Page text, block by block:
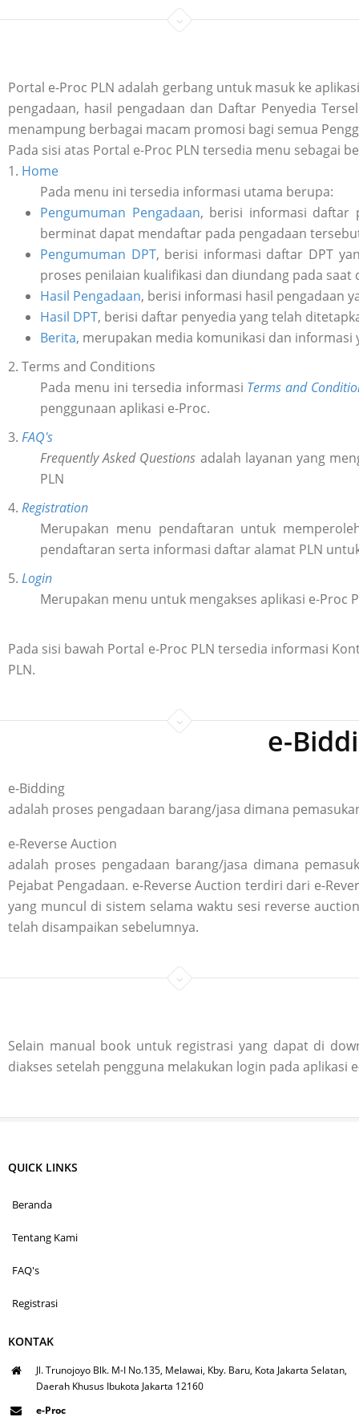
Portal e-Proc PLN adalah gerbang untuk masuk ke
pengadaan, hasil pengadaan dan Daftar Penyedia
menampung berbagai macam promosi bagi semua
Pada sisi atas Portal e-Proc PLN tersedia menu sebagai
1. Home
Pada menu ini tersedia informasi utama berupa:
Pengumuman Pengadaan, berisi informasi daftar
berminat dapat mendaftar pada pengadaan
Pengumuman DPT, berisi informasi daftar DPT
proses penilaian kualifikasi dan diundang pada
Hasil Pengadaan, berisi informasi hasil pengadaan
Hasil DPT, berisi daftar penyedia yang telah
Berita, merupakan media komunikasi dan
2. Terms and Conditions
Pada menu ini tersedia informasi Terms and
penggunaan aplikasi e-Proc.
3. FAQ's
Frequently Asked Questions adalah layanan yang
PLN
4. Registration
Merupakan menu pendaftaran untuk
pendaftaran serta informasi daftar alamat PLN
5. Login
Merupakan menu untuk mengakses aplikasi e-
Pada sisi bawah Portal e-Proc PLN tersedia informasi
PLN.
e-
e-Bidding
adalah proses pengadaan barang/jasa dimana
e-Reverse Auction
adalah proses pengadaan barang/jasa dimana
Pejabat Pengadaan. e-Reverse Auction terdiri dari e-
yang muncul di sistem selama waktu sesi reverse
telah disampaikan sebelumnya.
Selain manual book untuk registrasi yang dapat di
diakses setelah pengguna melakukan login pada aplikasi
QUICK LINKS
Beranda
Tentang Kami
FAQ's
Registrasi
KONTAK
Jl. Trunojoyo Blk. M-I No.135, Melawai, Kby. Baru, Kota Jakarta Selatan,
Daerah Khusus Ibukota Jakarta 12160
e-Proc